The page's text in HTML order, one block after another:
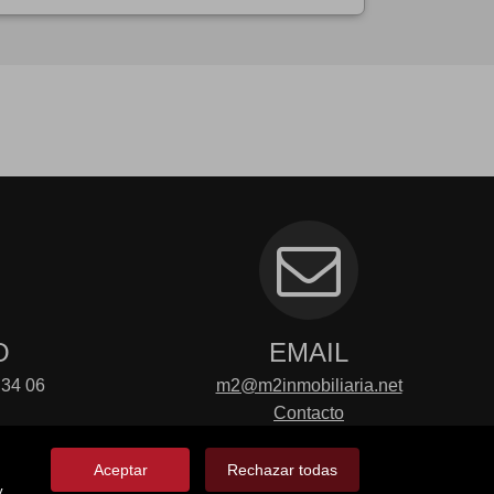
Aceptar Rechazar todas
06
EMAIL
m2@m2inmobiliaria.net
Contacto